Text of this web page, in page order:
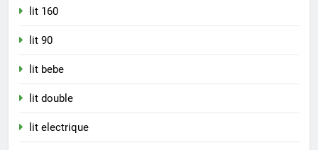
lit 160
lit 90
lit bebe
lit double
lit electrique